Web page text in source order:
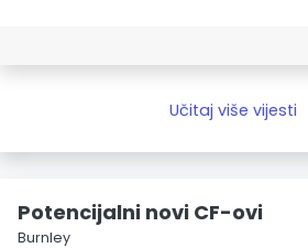
Učitaj više vijesti
Potencijalni novi CF-ovi
Burnley